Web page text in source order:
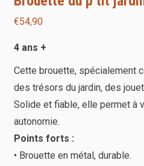
€54,90
4 ans +
Cette brouette, spécialement
des trésors du jardin, des
Solide et fiable, elle permet à
autonomie.
Points forts :
• Brouette en métal, durable.